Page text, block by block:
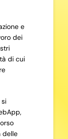
e
dei
di cui
delle